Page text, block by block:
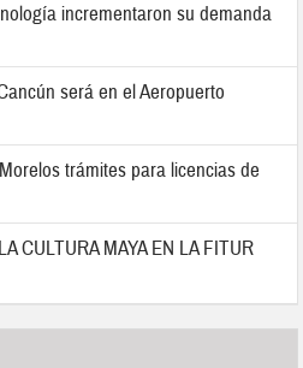
incrementaron su demanda
será en el Aeropuerto
trámites para licencias de
CULTURA MAYA EN LA FITUR